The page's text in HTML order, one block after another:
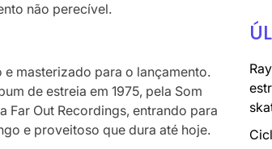
não perecível.
masterizado para o lançamento.
de estreia em 1975, pela Som
Far Out Recordings, entrando para
e proveitoso que dura até hoje.